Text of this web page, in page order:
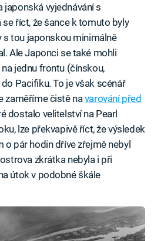
vyjednávání s
říct, že šance k tomuto byly
s tou japonskou minimálně
Ale Japonci se také mohli
jednu frontu (čínskou,
Pacifiku. To je však scénář
zaměříme čistě na varování před
dostalo velitelství na Pearl
lze překvapivě říct, že výsledek
o pár hodin dříve zřejmě nebyl
zkrátka nebyla i při
útok v podobné škále